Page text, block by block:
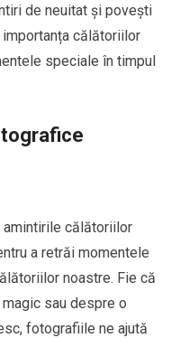
de neuitat și povești
călătoriilor
speciale în timpul
călătoriilor
a retrăi momentele
noastre. Fie că
sau despre o
fotografiile ne ajută